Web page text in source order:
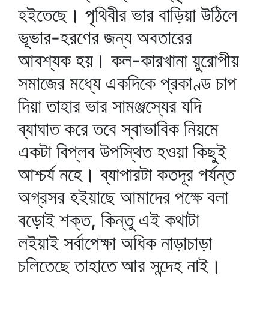
হইতেছে। পৃথিবীর ভার বাড়িয়া উঠিলে
ভূভার-হরণের জন্য অবতারের
আবশ্যক হয়। কল-কারখানা য়ুরোপীয়
সমাজের মধ্যে একদিকে প্রকাণ্ড চাপ
দিয়া তাহার ভার সামঞ্জস্যের যদি
ব্যাঘাত করে তবে স্বাভাবিক নিয়মে
একটা বিপ্লব উপস্থিত হওয়া কিছুই
আশ্চর্য নহে। ব্যাপারটা কতদূর পর্যন্ত
অগ্রসর হইয়াছে আমাদের পক্ষে বলা
বড়োই শক্ত, কিন্তু এই কথাটা
লইয়াই সর্বাপেক্ষা অধিক নাড়াচাড়া
চলিতেছে তাহাতে আর সন্দেহ নাই।